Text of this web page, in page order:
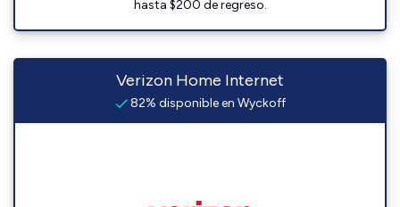
hasta $200 de regreso.
Verizon Home Internet
82% disponible en Wyckoff